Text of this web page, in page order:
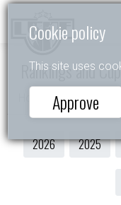
Cookie policy
This site uses
Approve
Rankings and
- Rankings
2026 2025